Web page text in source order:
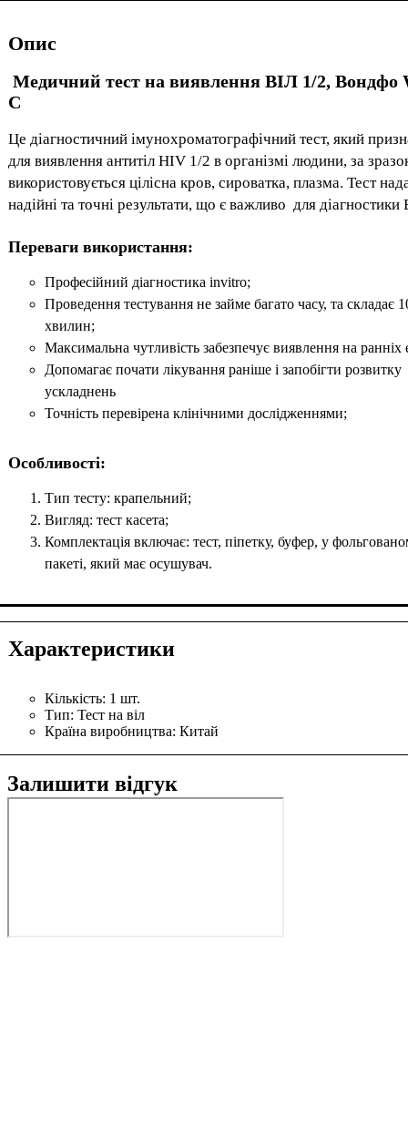
Опис
Медичний тест на виявлення ВІЛ 1/2, Вондфо
C
Це діагностичний імунохроматографічний тест, який
для виявлення антитіл HIV 1/2 в організмі людини, за
використовується цілісна кров, сироватка, плазма. Тест
надійні та точні результати, що є важливо для діагностики
Переваги використання:
Професійний діагностика invitro;
Проведення тестування не займе багато часу, та складає
хвилин;
Максимальна чутливість забезпечує виявлення на ранніх
Допомагає почати лікування раніше і запобігти розвитку
ускладнень
Точність перевірена клінічними дослідженнями;
Особливості:
Тип тесту: крапельний;
Вигляд: тест касета;
Комплектація включає: тест, піпетку, буфер, у
пакеті, який має осушувач.
Характеристики
Кількість: 1 шт.
Тип: Тест на віл
Країна виробництва: Китай
Залишити відгук